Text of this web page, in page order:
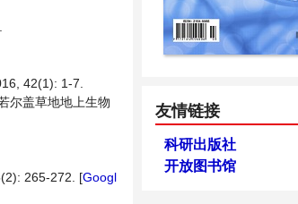
42(1): 1-7.
尔盖草地地上生物
265-272. [Googl
友情链接
科研出版社
开放图书馆